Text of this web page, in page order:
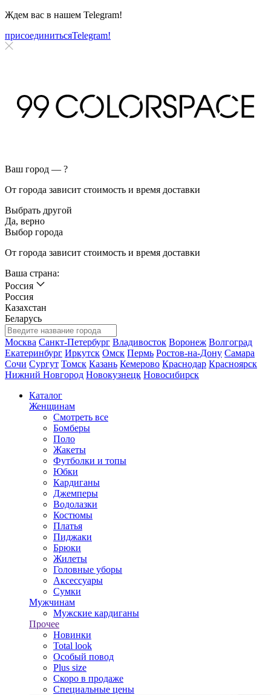
Ждем вас в нашем Telegram!
присоединитьсяTelegram!
Ваш город — ?
От города зависит стоимость и время доставки
Выбрать другой
Да, верно
Выбор города
От города зависит стоимость и время доставки
Ваша страна:
Россия
Россия
Казахстан
Беларусь
Москва Санкт-Петербург Владивосток Воронеж Волгоград
Екатеринбург Иркутск Омск Пермь Ростов-на-Дону Самара
Сочи Сургут Томск Казань Кемерово Краснодар Красноярск
Нижний Новгород Новокузнецк Новосибирск
Каталог
Женщинам
Смотреть все
Бомберы
Поло
Жакеты
Футболки и топы
Юбки
Кардиганы
Джемперы
Водолазки
Костюмы
Платья
Пиджаки
Брюки
Жилеты
Головные уборы
Аксессуары
Сумки
Мужчинам
Мужские кардиганы
Прочее
Новинки
Total look
Особый повод
Plus size
Скоро в продаже
Специальные цены